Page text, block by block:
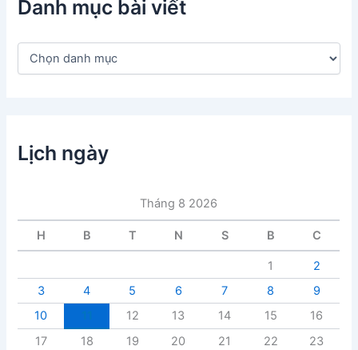
Danh mục bài viết
D
c
b
i
Lịch ngày
Tháng 8 2026
H B T N S B C
1
2
3
4 5 6 7 8
9
10
12 13 14 15
16
17
18 19 20 21 22
23